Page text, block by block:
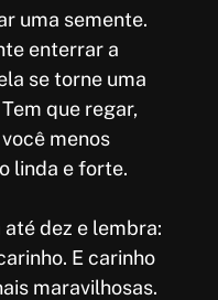
uma semente.
enterrar a
se torne uma
que regar,
menos
linda e forte.
dez e lembra:
E carinho
maravilhosas.